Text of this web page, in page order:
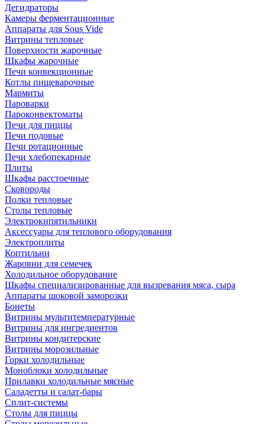
Дегидраторы
Камеры ферментационные
Аппараты для Sous Vide
Витрины тепловые
Поверхности жарочные
Шкафы жарочные
Печи конвекционные
Котлы пищеварочные
Мармиты
Пароварки
Пароконвектоматы
Печи для пиццы
Печи подовые
Печи ротационные
Печи хлебопекарные
Плиты
Шкафы расстоечные
Сковороды
Полки тепловые
Столы тепловые
Электрокипятильники
Аксессуары для теплового оборудования
Электроплиты
Коптильни
Жаровни для семечек
Холодильное оборудование
Шкафы специализированные для вызревания мяса, сыра
Аппараты шоковой заморозки
Бонеты
Витрины мультитемпературные
Витрины для ингредиентов
Витрины кондитерские
Витрины морозильные
Горки холодильные
Моноблоки холодильные
Прилавки холодильные мясные
Саладетты и салат-бары
Сплит-системы
Столы для пиццы